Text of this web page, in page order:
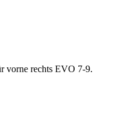
vorne rechts EVO 7-9.